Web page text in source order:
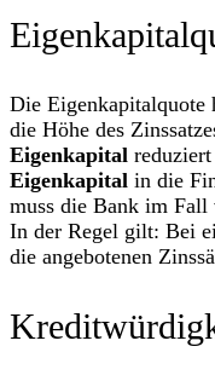
Die Eigenkapitalquote
die Höhe des
Eigenkapital
Eigenkapital in die
muss die Bank im Fall
In der Regel gilt: Bei
die angebotenen